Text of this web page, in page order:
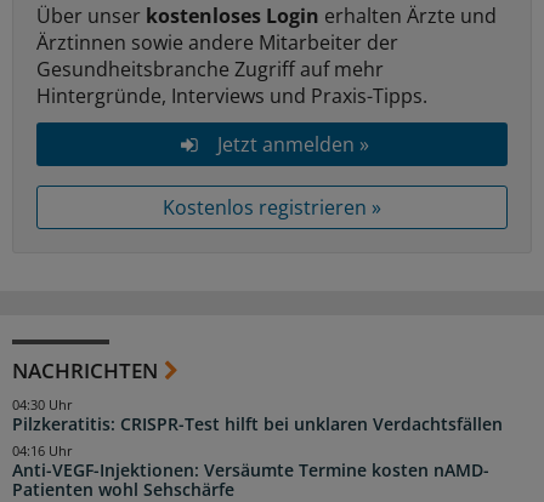
Über unser kostenloses Login erhalten Ärzte und
Ärztinnen sowie andere Mitarbeiter der
Gesundheitsbranche Zugriff auf mehr
Hintergründe, Interviews und Praxis-Tipps.
Jetzt anmelden »
Kostenlos registrieren »
NACHRICHTEN
Pilzkeratitis: CRISPR-Test hilft bei unklaren Verdachtsfällen
04:30 Uhr
Anti-VEGF-Injektionen: Versäumte Termine kosten nAMD-
Patienten wohl Sehschärfe
04:16 Uhr